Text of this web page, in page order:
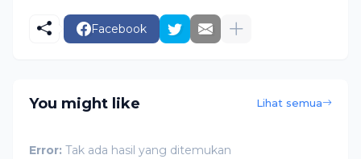
Facebook
You might like Lihat semua
Error: Tak ada hasil yang ditemukan